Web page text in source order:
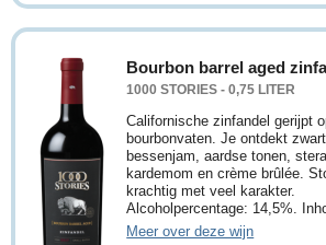
Bourbon barrel aged
1000 STORIES - 0,75 LITER
Californische zinfandel gerijpt
bourbonvaten. Je ontdekt
bessenjam, aardse tonen,
kardemom en crème brûlée.
krachtig met veel karakter.
Alcoholpercentage: 14,5%.
Meer over deze wijn